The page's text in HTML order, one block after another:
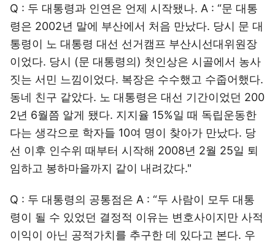
Q : 두 대통령과 인연은 언제 시작됐나. A : “문 대통
령은 2002년 말에 부산에서 처음 만났다. 당시 문 대
통령이 노 대통령 대선 선거캠프 부산시선대위원장
이었다. 당시 (문 대통령의) 첫인상은 시골에서 농사
짓는 서민 느낌이었다. 복장은 수수했고 수줍어했다.
동네 친구 같았다. 노 대통령은 대선 기간이었던 200
2년 6월쯤 알게 됐다. 지지율 15%일 때 독립운동한
다는 생각으로 학자들 10여 명이 찾아가 만났다. 당
선 이후 인수위 때부터 시작해 2008년 2월 25일 퇴
임하고 봉하마을까지 같이 내려갔다."
Q : 두 대통령의 공통점은 A : “두 사람이 모두 대통
령이 될 수 있었던 결정적 이유는 변호사이지만 사적
이익이 아닌 공적가치를 추구한 데 있다고 본다. 우